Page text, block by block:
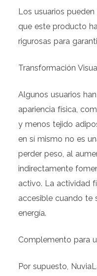
Los usuarios
que este producto
rigurosas para
Transformación
Algunos usuarios
apariencia física,
y menos tejido
en sí mismo no es
perder peso, al
indirectamente
activo. La actividad
accesible cuando te
energía.
Complemento para
Por supuesto,